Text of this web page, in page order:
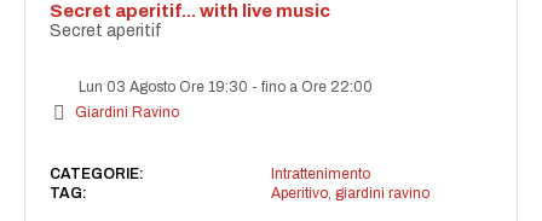
Secret aperitif... with live music
Secret aperitif
Lun 03 Agosto Ore 19:30 -fino a Ore 22:00
Giardini Ravino
CATEGORIE:
Intrattenimento
TAG:
Aperitivo, giardini ravino